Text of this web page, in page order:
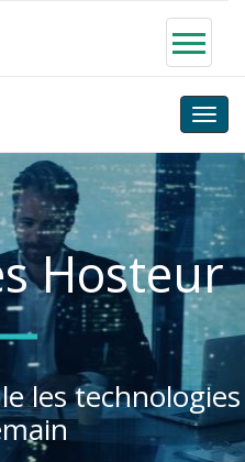
Toggle
Hosteur
les technologies